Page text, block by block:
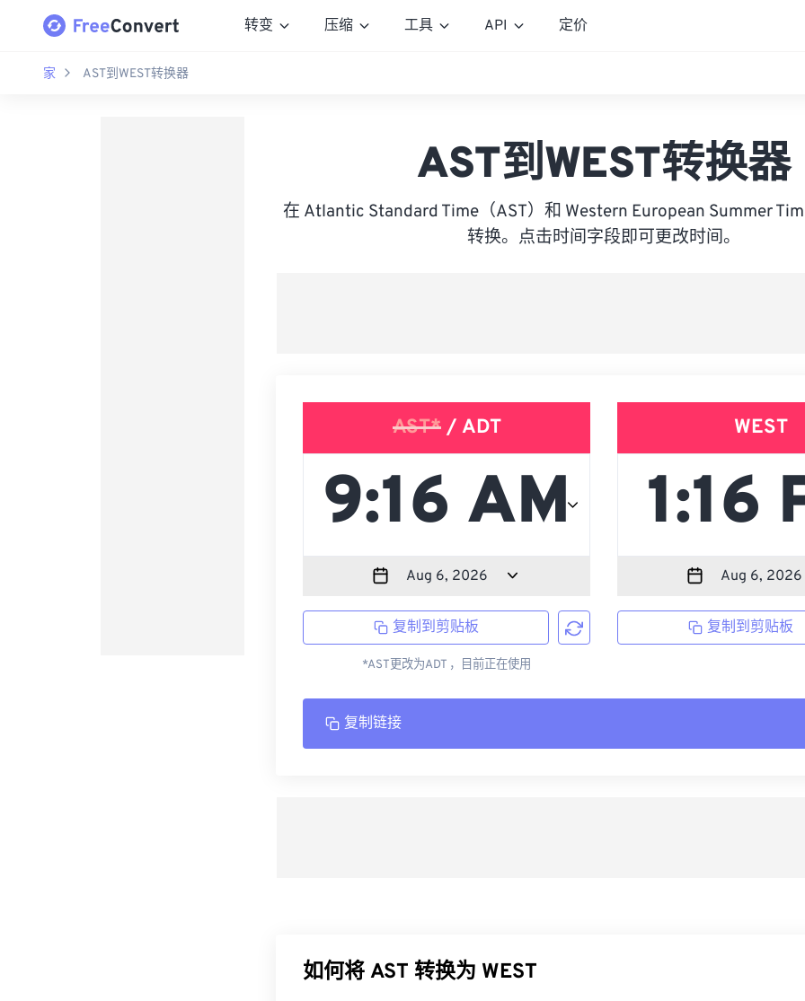
转变 压缩 工具 API 定价
家 AST到WEST转换器
AST到WEST转换器
在 Atlantic Standard Time（AST）和 Western European Summer
转换。点击时间字段即可更改时间。
AST*/ ADT
复制到剪贴板
*AST更改为ADT ，目前正在使用
WEST
复制到剪贴板
复制链接
如何将 AST 转换为 WEST